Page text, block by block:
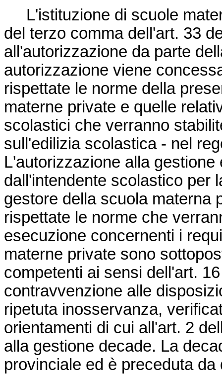
L'istituzione di scuole
del terzo comma dell'art. 33
all'autorizzazione da parte
autorizzazione viene
rispettate le norme della
materne private e quelle
scolastici che verranno
sull'edilizia scolastica - nel
L'autorizzazione alla
dall'intendente scolastico per
gestore della scuola materna
rispettate le norme che
esecuzione concernenti i
materne private sono
competenti ai sensi dell'art.
contravvenzione alle
ripetuta inosservanza,
orientamenti di cui all'art. 2
alla gestione decade. La
provinciale ed è preceduta da